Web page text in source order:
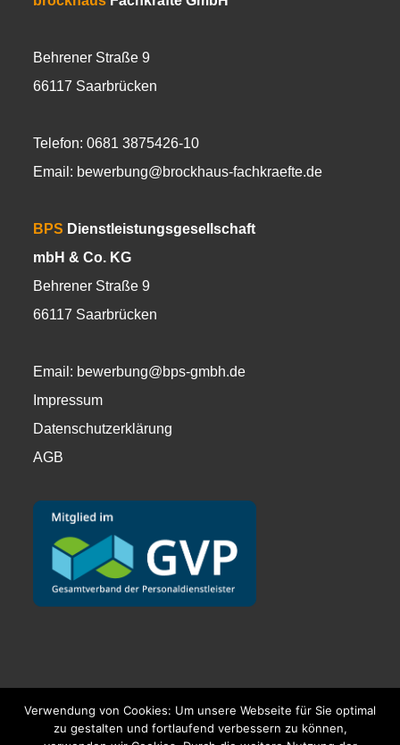
Behrener Straße 9
66117 Saarbrücken
Telefon: 0681 3875426-10
Email: bewerbung@brockhaus-fachkraefte.de
BPS Dienstleistungsgesellschaft
mbH & Co. KG
Behrener Straße 9
66117 Saarbrücken
Email: bewerbung@bps-gmbh.de
Impressum
Datenschutzerklärung
AGB
Verwendung von Cookies: Um unsere Webseite für Sie optimal
zu gestalten und fortlaufend verbessern zu können,